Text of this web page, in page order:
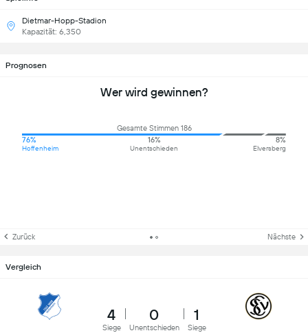
Dietmar-Hopp-Stadion
Kapazität: 6,350
Prognosen
Wer wird gewinnen?
Gesamte Stimmen 186
76%
Hoffenheim
16%
Unentschieden
8%
Elversberg
Zurück Nächste
Vergleich
4
Siege
0
Unentschieden
1
Siege